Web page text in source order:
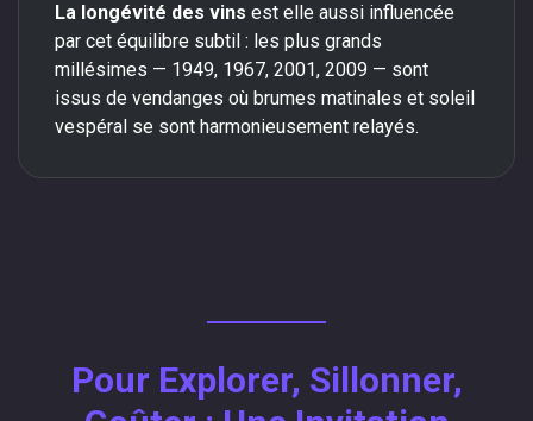
La longévité des vins est elle aussi influencée
par cet équilibre subtil : les plus grands
millésimes — 1949, 1967, 2001, 2009 — sont
issus de vendanges où brumes matinales et soleil
vespéral se sont harmonieusement relayés.
Pour Explorer, Sillonner,